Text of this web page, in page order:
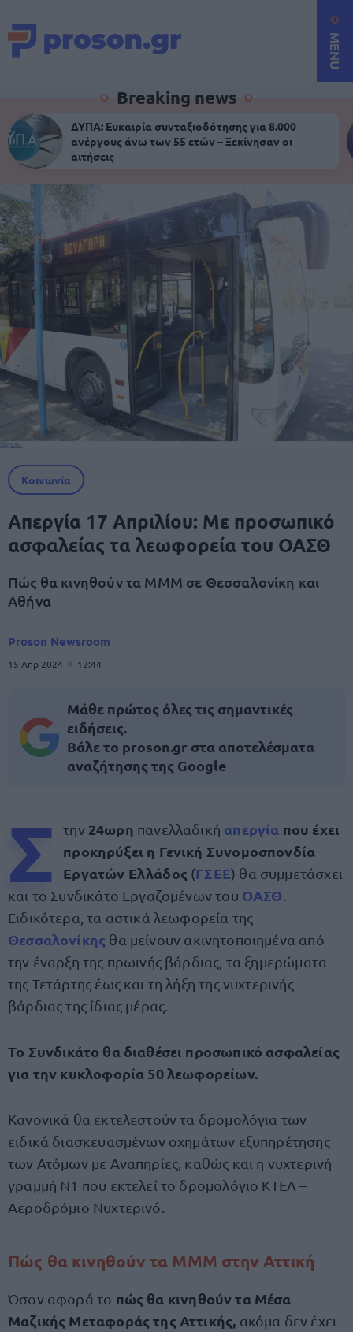
MENU
Breaking news
ΔΥΠΑ: Ευκαιρία συνταξιοδότησης για 8.000
ανέργους άνω των 55 ετών – Ξεκίνησαν οι
αιτήσεις
Κοινωνία
Απεργία 17 Απριλίου: Με προσωπικό
ασφαλείας τα λεωφορεία του ΟΑΣΘ
Πώς θα κινηθούν τα ΜΜΜ σε Θεσσαλονίκη και
Αθήνα
Proson Newsroom
15 Απρ 2024 12:44
Μάθε πρώτος όλες τις σημαντικές
ειδήσεις.
Βάλε το proson.gr στα αποτελέσματα
αναζήτησης της Google
Σ την 24ωρη πανελλαδική απεργία που έχει
προκηρύξει η Γενική Συνομοσπονδία
Εργατών Ελλάδος (ΓΣΕΕ) θα συμμετάσχει
και το Συνδικάτο Εργαζομένων του ΟΑΣΘ
Ειδικότερα, τα αστικά λεωφορεία της
Θεσσαλονίκης θα μείνουν ακινητοποιημένα από
την έναρξη της πρωινής βάρδιας, τα ξημερώματα
της Τετάρτης έως και τη λήξη της νυχτερινής
βάρδιας της ίδιας μέρας.
Το Συνδικάτο θα διαθέσει προσωπικό ασφαλείας
για την κυκλοφορία 50 λεωφορείων.
Κανονικά θα εκτελεστούν τα δρομολόγια των
ειδικά διασκευασμένων οχημάτων εξυπηρέτησης
των Ατόμων με Αναπηρίες, καθώς και η νυχτερινή
γραμμή Ν1 που εκτελεί το δρομολόγιο ΚΤΕΛ –
Αεροδρόμιο Νυχτερινό.
Πώς θα κινηθούν τα ΜΜΜ στην Αττική
Όσον αφορά το πώς θα κινηθούν τα Μέσα
Μαζικής Μεταφοράς της Αττικής, ακόμα δεν έχει